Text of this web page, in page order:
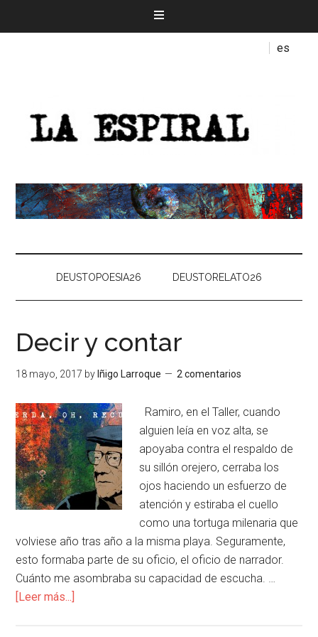
es
DEUSTOPOESIA26 DEUSTORELATO26
Decir y contar
18 mayo, 2017 by Iñigo Larroque 2 comentarios
Ramiro, en el Taller, cuando
alguien leía en voz alta, se
apoyaba contra el respaldo de
su sillón orejero, cerraba los
ojos haciendo un esfuerzo de
atención y estiraba el cuello
como una tortuga milenaria que
volviese año tras año a la misma playa. Seguramente,
esto formaba parte de su oficio, el oficio de narrador.
Cuánto me asombraba su capacidad de escucha. …
[Leer más...]